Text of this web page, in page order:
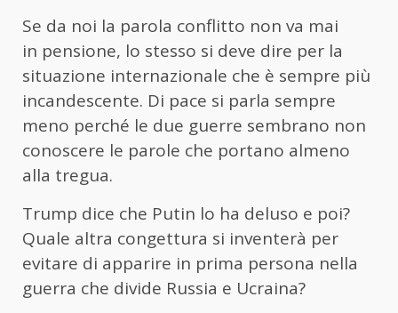
Se da noi la parola conflitto non va mai
in pensione, lo stesso si deve dire per la
situazione internazionale che è sempre più
incandescente. Di pace si parla sempre
meno perché le due guerre sembrano non
conoscere le parole che portano almeno
alla tregua.
Trump dice che Putin lo ha deluso e poi?
Quale altra congettura si inventerà per
evitare di apparire in prima persona nella
guerra che divide Russia e Ucraina?